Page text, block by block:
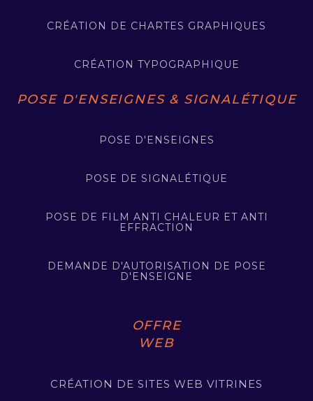
OFFRE
WEB
CRÉATION DE SITES WEB VITRINES
CRÉATION DE CHARTES GRAPHIQUES
CRÉATION TYPOGRAPHIQUE
POSE D'ENSEIGNES & SIGNALÉTIQUE
POSE D'ENSEIGNES
POSE DE SIGNALÉTIQUE
POSE DE FILM ANTI CHALEUR ET ANTI
EFFRACTION
DEMANDE D'AUTORISATION DE POSE
D'ENSEIGNE